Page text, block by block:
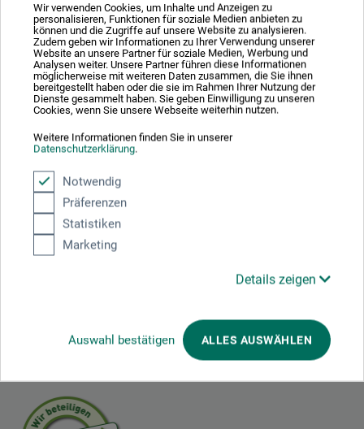
Wir verwenden Cookies, um Inhalte und Anzeigen zu
personalisieren, Funktionen für soziale Medien anbieten zu
können und die Zugriffe auf unsere Website zu analysieren.
Zudem geben wir Informationen zu Ihrer Verwendung unserer
Website an unsere Partner für soziale Medien, Werbung und
Analysen weiter. Unsere Partner führen diese Informationen
möglicherweise mit weiteren Daten zusammen, die Sie ihnen
bereitgestellt haben oder die sie im Rahmen Ihrer Nutzung der
Dienste gesammelt haben. Sie geben Einwilligung zu unseren
Cookies, wenn Sie unsere Webseite weiterhin nutzen.
Weitere Informationen finden Sie in unserer
Datenschutzerklärung.
Notwendig
Präferenzen
Statistiken
Marketing
Details zeigen
Auswahl bestätigen ALLES AUSWÄHLEN
ab11,60 EUR *
1 qm = 46,40 EUR / (netto: 38,99 EUR)
zzgl. Versandkosten